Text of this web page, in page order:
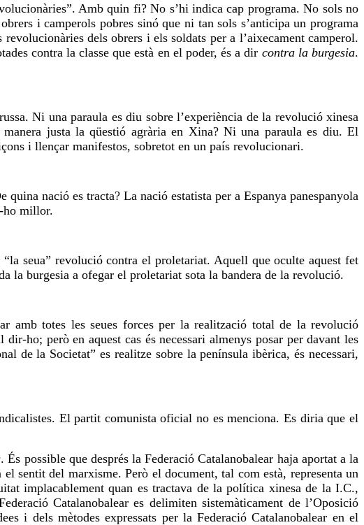
Ambquin fi? No s’hi indica cap programa. No sols no
i camperols pobres sinó que ni tan sols s’anticipa un programa
dels obrers i els soldats per a l’aixecament camperol.
contra la classe que està en el poder, és a dir contra la burgesia.
Ni una paraula es diu sobre l’experiència de la revolució xinesa
justa la qüestió agrària en Xina? Ni una paraula es diu. El
i llençar manifestos, sobretot en un país revolucionari.
nació es tracta? La nació estatista per a Espanya panespanyola
ho millor.
seua” revolució contra el proletariat. Aquell que oculte aquest fet
la burgesia a ofegar el proletariat sota la bandera de la revolució.
totes les seues forces per la realització total de la revolució
dir-ho; però en aquest cas és necessari almenys posar per davant les
de la Societat” es realitze sobre la península ibèrica, és necessari,
. El partit comunista oficial no es menciona. Es diria que el
. És possible que després la FederacióCatalanobalear haja aportat a la
sentit del marxisme. Però el document, tal com està, representa un
implacablement quan es tractava de la política xinesa de la I.C.,
Catalanobaleares delimiten sistemàticament de l’Oposició
i dels mètodes expressats per la FederacióCatalanobalear en el